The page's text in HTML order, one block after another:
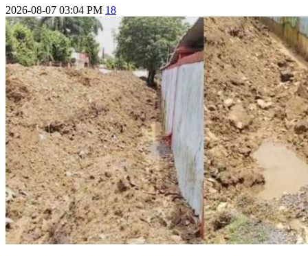
2026-08-07 03:04 PM 18